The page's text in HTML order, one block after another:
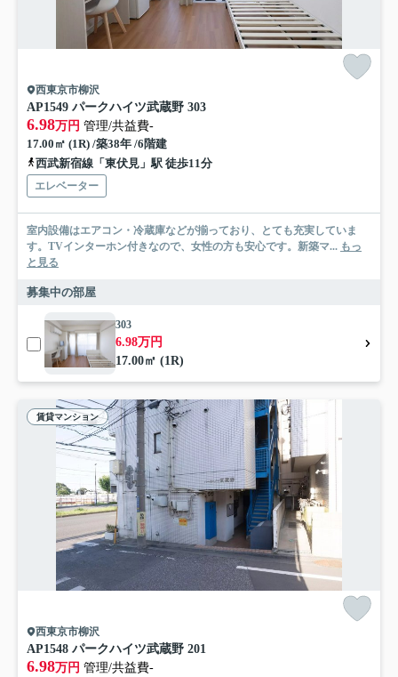
西東京市柳沢
AP1549 パークハイツ武蔵野 303
6.98万円 管理/共益費-
17.00㎡ (1R) /築38年 /6階建
西武新宿線「東伏見」駅 徒歩11分
エレベーター
室内設備はエアコン・冷蔵庫などが揃っており、とても充実していま
す。TVインターホン付きなので、女性の方も安心です。新築マ... もっ
と見る
募集中の部屋
303
6.98万円
17.00㎡ (1R)
賃貸マンション
西東京市柳沢
AP1548 パークハイツ武蔵野 201
6.98万円 管理/共益費-